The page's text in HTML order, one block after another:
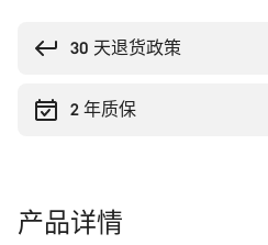
30 天退货政策
2 年质保
产品详情